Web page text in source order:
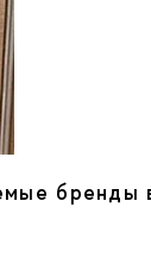
бренды